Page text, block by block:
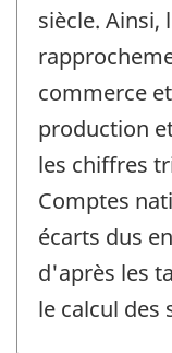
siècle.
commerce
production
les chiffres
Comptes
écarts dus
d'après les
le calcul des